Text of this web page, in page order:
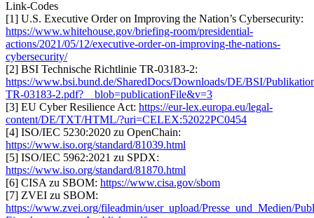
Link-Codes
[1] U.S. Executive Order on Improving the Nation’s Cybersecurity:
https://www.whitehouse.gov/briefing-room/presidential-
actions/2021/05/12/executive-order-on-improving-the-nations-
cybersecurity/
[2] BSI Technische Richtlinie TR-03183-2:
https://www.bsi.bund.de/SharedDocs/Downloads/DE/BSI/
TR-03183-2.pdf?__blob=publicationFile&v=3
[3] EU Cyber Resilience Act: https://eur-lex.europa.eu/legal-
content/DE/TXT/HTML/?uri=CELEX:52022PC0454
[4] ISO/IEC 5230:2020 zu OpenChain:
https://www.iso.org/standard/81039.html
[5] ISO/IEC 5962:2021 zu SPDX:
https://www.iso.org/standard/81870.html
[6] CISA zu SBOM: https://www.cisa.gov/sbom
[7] ZVEI zu SBOM:
https://www.zvei.org/fileadmin/user_upload/Presse_und_Medien/